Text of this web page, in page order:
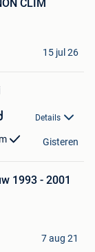
CLIM
15 jul 26
Details
Gisteren
1993 - 2001
7 aug 21